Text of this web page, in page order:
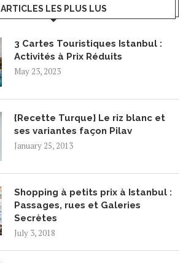
ARTICLES LES PLUS LUS
3 Cartes Touristiques Istanbul :
Activités à Prix Réduits
May 23, 2023
{Recette Turque} Le riz blanc et
ses variantes façon Pilav
January 25, 2013
Shopping à petits prix à Istanbul :
Passages, rues et Galeries
Secrètes
July 3, 2018